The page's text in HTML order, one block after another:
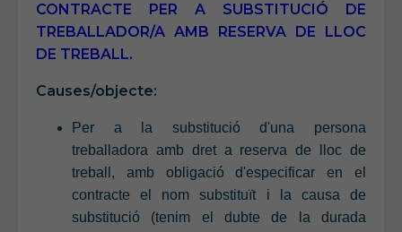
CONTRACTE PER A SUBSTITUCIÓ DE
TREBALLADOR/A AMB RESERVA DE LLOC
DE TREBALL.
Causes/objecte:
Per a la substitució d'una persona
treballadora amb dret a reserva de lloc de
treball, amb obligació d'especificar en el
contracte el nom substituït i la causa de
substitució (tenim el dubte de la durada